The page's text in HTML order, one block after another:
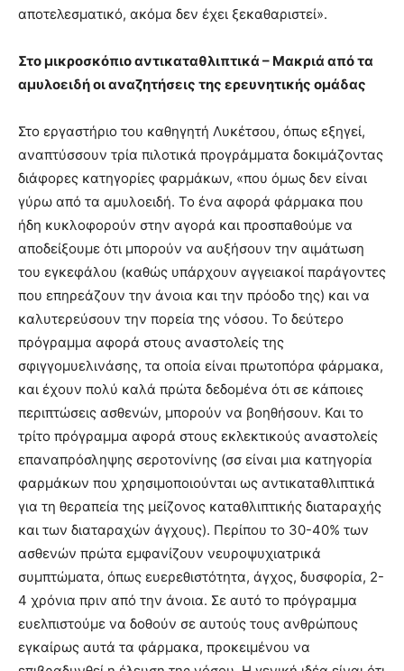
αποτελεσματικό, ακόμα δεν έχει ξεκαθαριστεί».
Στο μικροσκόπιο αντικαταθλιπτικά – Μακριά από τα
αμυλοειδή οι αναζητήσεις της ερευνητικής ομάδας
Στο εργαστήριο του καθηγητή Λυκέτσου, όπως εξηγεί,
αναπτύσσουν τρία πιλοτικά προγράμματα δοκιμάζοντας
διάφορες κατηγορίες φαρμάκων, «που όμως δεν είναι
γύρω από τα αμυλοειδή. Το ένα αφορά φάρμακα που
ήδη κυκλοφορούν στην αγορά και προσπαθούμε να
αποδείξουμε ότι μπορούν να αυξήσουν την αιμάτωση
του εγκεφάλου (καθώς υπάρχουν αγγειακοί παράγοντες
που επηρεάζουν την άνοια και την πρόοδο της) και να
καλυτερεύσουν την πορεία της νόσου. Το δεύτερο
πρόγραμμα αφορά στους αναστολείς της
σφιγγομυελινάσης, τα οποία είναι πρωτοπόρα φάρμακα,
και έχουν πολύ καλά πρώτα δεδομένα ότι σε κάποιες
περιπτώσεις ασθενών, μπορούν να βοηθήσουν. Και το
τρίτο πρόγραμμα αφορά στους εκλεκτικούς αναστολείς
επαναπρόσληψης σεροτονίνης (σσ είναι μια κατηγορία
φαρμάκων που χρησιμοποιούνται ως αντικαταθλιπτικά
για τη θεραπεία της μείζονος καταθλιπτικής διαταραχής
και των διαταραχών άγχους). Περίπου το 30-40% των
ασθενών πρώτα εμφανίζουν νευροψυχιατρικά
συμπτώματα, όπως ευερεθιστότητα, άγχος, δυσφορία, 2-
4 χρόνια πριν από την άνοια. Σε αυτό το πρόγραμμα
ευελπιστούμε να δοθούν σε αυτούς τους ανθρώπους
εγκαίρως αυτά τα φάρμακα, προκειμένου να